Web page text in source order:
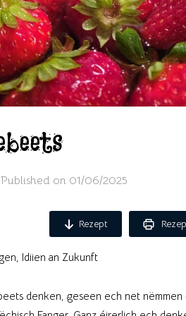
Published on 01/06/2025
Rezept
Idiien an Zukunft
denken, geseen ech net